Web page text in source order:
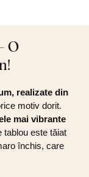
O
realizate din
motiv dorit.
mai vibrante
tablou este tăiat
închis, care